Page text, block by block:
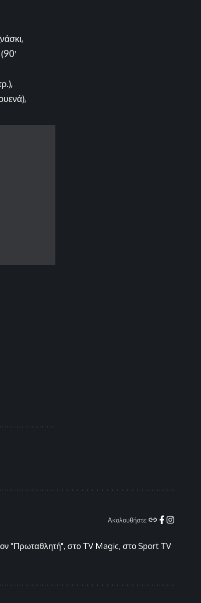
Ακολουθήστε:
"Πρωταθλητή", στο TV Magic, στο Sport TV